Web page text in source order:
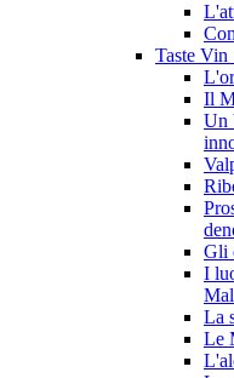
Taste Vin
Il
Un
Gli
I
La
Le